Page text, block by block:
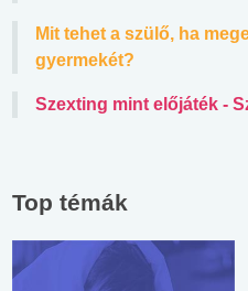
Mit tehet a szülő, ha
gyermekét?
Szexting mint előjáték -
Top témák